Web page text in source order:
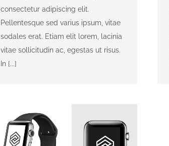
consectetur adipiscing elit.
Pellentesque sed varius ipsum, vitae
sodales erat. Etiam elit lorem, lacinia
vitae sollicitudin ac, egestas ut risus.
In [...]